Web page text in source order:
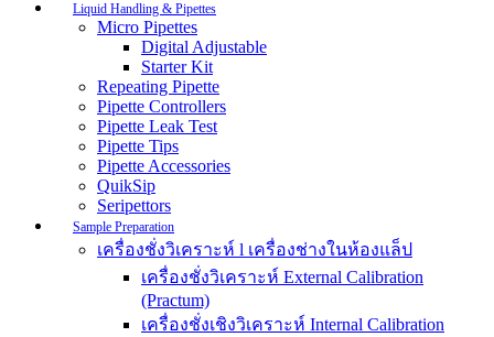
Liquid Handling & Pipettes
Micro Pipettes
Digital Adjustable
Starter Kit
Repeating Pipette
Pipette Controllers
Pipette Leak Test
Pipette Tips
Pipette Accessories
QuikSip
Seripettors
Sample Preparation
เครื่องชั่งวิเคราะห์ l เครื่องช่างในห้องแล็ป
เครื่องชั่งวิเคราะห์ External Calibration
(Practum)
เครื่องชั่งเชิงวิเคราะห์ Internal Calibration